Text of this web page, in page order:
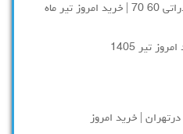
قیمت قیر بشکه ای صادراتی 60 70 | خرید امروز تیر ماه
تیر 1405
| خرید امروز